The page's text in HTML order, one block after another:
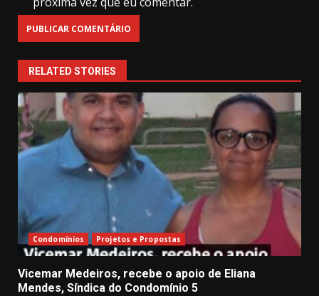
RELATED STORIES
Condomínios Projetos e Propostas
Vicemar Medeiros, recebe o apoio de Eliana
Mendes, Síndica do Condomínio 5